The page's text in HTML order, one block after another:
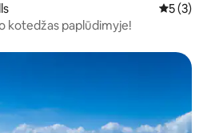
Vidutinis
5 (3)
kotedžas paplūdimyje!